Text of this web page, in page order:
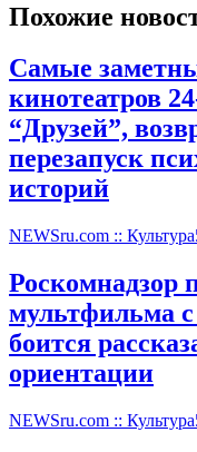
Похожие
Самые
кинотеатров
“Друзей”,
перезапуск
историй
NEWSru.com :: Культура
Роскомнадзор
мультфильма
боится
ориентации
NEWSru.com :: Культура